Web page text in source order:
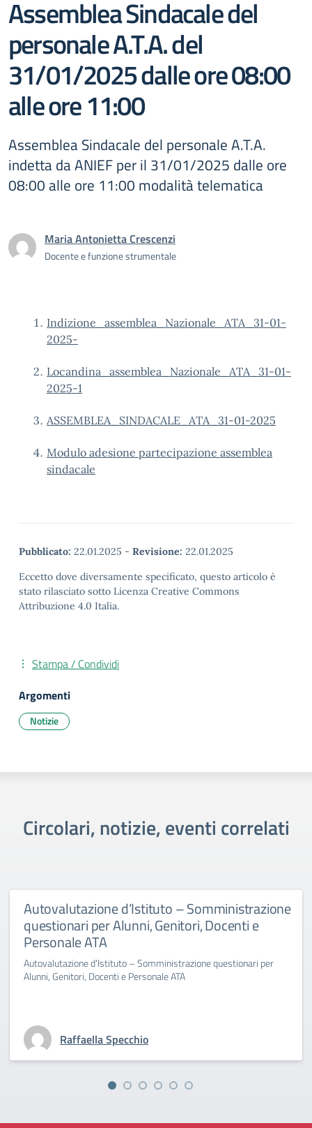
Assemblea Sindacale del
personale A.T.A. del
31/01/2025 dalle ore 08:00
alle ore 11:00
Assemblea Sindacale del personale A.T.A.
indetta da ANIEF per il 31/01/2025 dalle ore
08:00 alle ore 11:00 modalità telematica
Maria Antonietta Crescenzi
Docente e funzione strumentale
Indizione_assemblea_Nazionale_ATA_31-01-
2025-
Locandina_assemblea_Nazionale_ATA_31-01-
2025-1
ASSEMBLEA_SINDACALE_ATA_31-01-2025
Modulo adesione partecipazione assemblea
sindacale
Pubblicato: 22.01.2025 - Revisione: 22.01.2025
Eccetto dove diversamente specificato, questo articolo è
stato rilasciato sotto Licenza Creative Commons
Attribuzione 4.0 Italia.
Stampa / Condividi
Argomenti
Notizie
Circolari, notizie, eventi correlati
Autovalutazione d’Istituto – Somministrazione
questionari per Alunni, Genitori, Docenti e
Personale ATA
Autovalutazione d’Istituto – Somministrazione questionari per
Alunni, Genitori, Docenti e Personale ATA
Raffaella Specchio